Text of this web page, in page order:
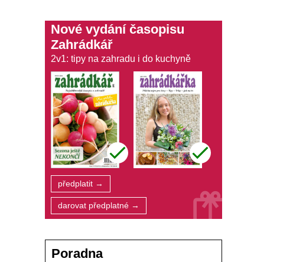
Nové vydání časopisu
Zahrádkář
2v1: tipy na zahradu i do kuchyně
předplatit →
darovat předplatné →
Poradna